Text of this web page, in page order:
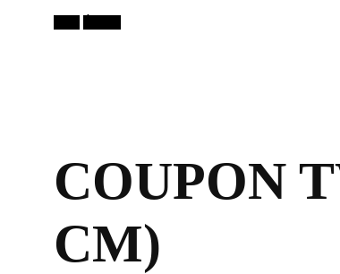
Pré-commande
COUPON
CM)